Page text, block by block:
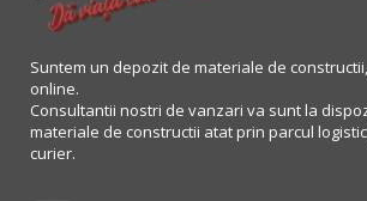
Suntem un depozit de materiale de
online.
Consultantii nostri de vanzari va sunt la
materiale de constructii atat prin parcul
curier.